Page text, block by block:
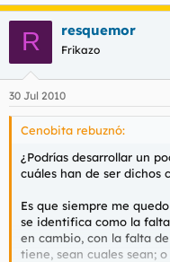
R resquemor
Frikazo
30 Jul 2010
Cenobita rebuznó:
¿Podrías desarrollar un
cuáles han de ser dichos
Es que siempre me
se identifica como la
en cambio, con la falta
tiene, sean cuales sean;